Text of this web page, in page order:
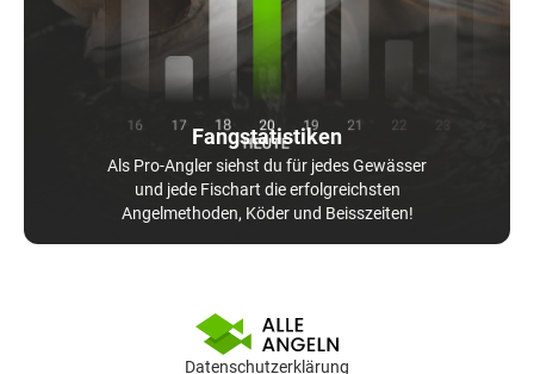
Fangstatistiken
Als Pro-Angler siehst du für jedes Gewässer
und jede Fischart die erfolgreichsten
Angelmethoden, Köder und Beisszeiten!
Datenschutzerklärung